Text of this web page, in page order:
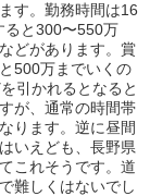
す。勤務時間は16
ると300〜550万
どがあります。賞
500万までいくの
引かれるとなると
が、通常の時間帯
ります。逆に昼間
いえども、長野県
これそうです。道
難しくはないでし